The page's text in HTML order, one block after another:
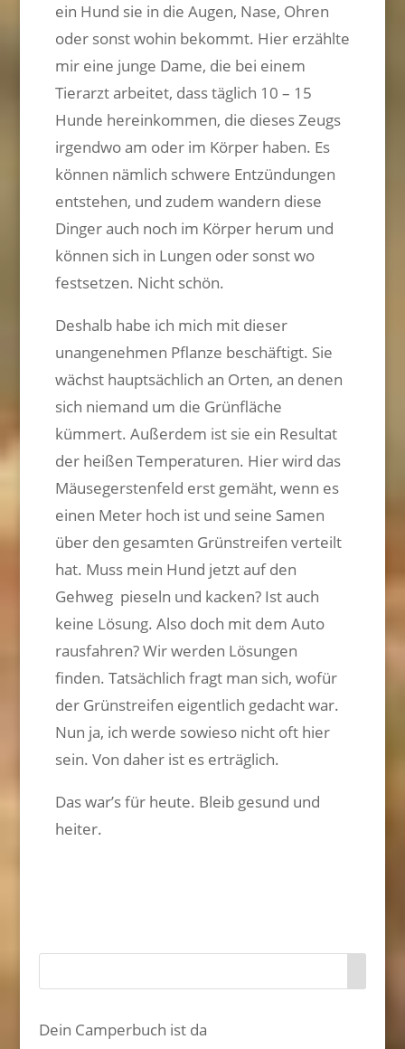
ein Hund sie in die Augen, Nase, Ohren
oder sonst wohin bekommt. Hier erzählte
mir eine junge Dame, die bei einem
Tierarzt arbeitet, dass täglich 10 – 15
Hunde hereinkommen, die dieses Zeugs
irgendwo am oder im Körper haben. Es
können nämlich schwere Entzündungen
entstehen, und zudem wandern diese
Dinger auch noch im Körper herum und
können sich in Lungen oder sonst wo
festsetzen. Nicht schön.
Deshalb habe ich mich mit dieser
unangenehmen Pflanze beschäftigt. Sie
wächst hauptsächlich an Orten, an denen
sich niemand um die Grünfläche
kümmert. Außerdem ist sie ein Resultat
der heißen Temperaturen. Hier wird das
Mäusegerstenfeld erst gemäht, wenn es
einen Meter hoch ist und seine Samen
über den gesamten Grünstreifen verteilt
hat. Muss mein Hund jetzt auf den
Gehweg pieseln und kacken? Ist auch
keine Lösung. Also doch mit dem Auto
rausfahren? Wir werden Lösungen
finden. Tatsächlich fragt man sich, wofür
der Grünstreifen eigentlich gedacht war.
Nun ja, ich werde sowieso nicht oft hier
sein. Von daher ist es erträglich.
Das war’s für heute. Bleib gesund und
heiter.
Dein Camperbuch ist da